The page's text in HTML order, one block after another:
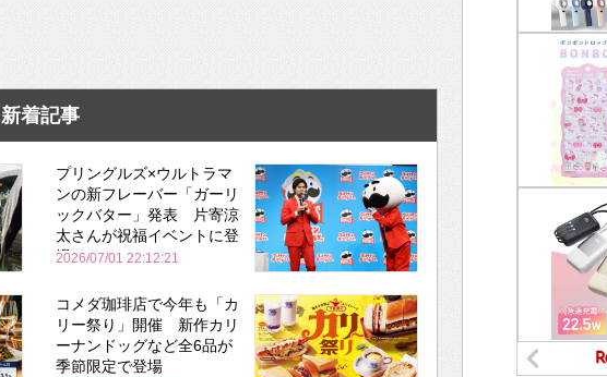
新着記事
プリングルズ×ウルトラマ
ンの新フレーバー「ガーリ
ックバター」発表 片寄涼
太さんが祝福イベントに登
場
2026/07/01 22:12:21
コメダ珈琲店で今年も「カ
リー祭り」開催 新作カリ
ーナンドッグなど全6品が
季節限定で登場